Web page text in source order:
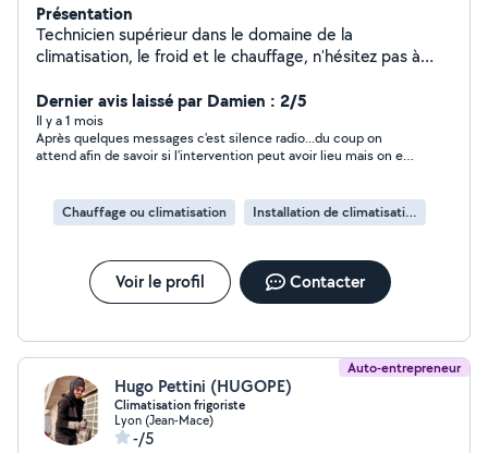
Présentation
Technicien supérieur dans le domaine de la
climatisation, le froid et le chauffage, n'hésitez pas à
maintenance, le dépannage et l'installation de vos splits,
chambre froides, chaudière, groupes d'eau glacée etc
Dernier avis laissé par Damien : 2/5
Il y a 1 mois
Après quelques messages c'est silence radio...du coup on
attend afin de savoir si l'intervention peut avoir lieu mais on est
Chauffage ou climatisation Installation de climatisation
Voir le profil Contacter
Auto-entrepreneur
Hugo Pettini (HUGOPE)
Climatisation frigoriste
Lyon (Jean-Mace)
-/5